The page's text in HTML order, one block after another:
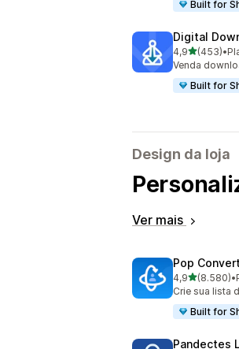
Built for
Digital
4,9de 5(453)
453 •
Venda
Built for
Design da loja
Ver mais
Pop
4,9de 5(8.580)
8580 •
Crie sua lista
Built for
Pandectes